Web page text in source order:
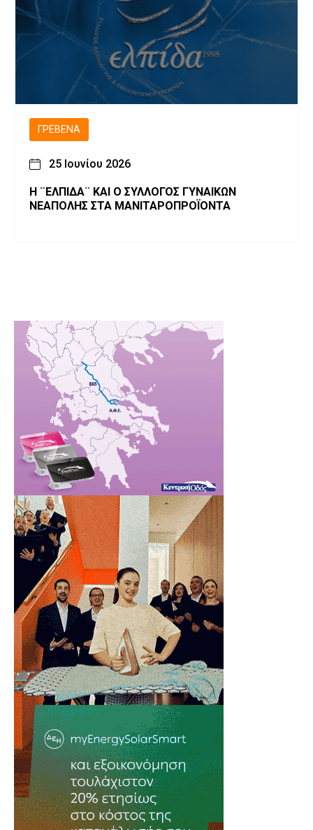
ΓΡΕΒΕΝΆ
25 Ιουνίου 2026
Η ¨ΕΛΠΙΔΑ¨ ΚΑΙ Ο ΣΥΛΛΟΓΟΣ ΓΥΝΑΙΚΩΝ
ΝΕΑΠΟΛΗΣ ΣΤΑ ΜΑΝΙΤΑΡΟΠΡΟΪΟΝΤΑ